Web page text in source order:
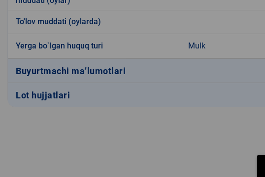
To'lov muddati (oylarda)
Yerga bo`lgan huquq turi Mulk
Buyurtmachi ma’lumotlari
Lot hujjatlari